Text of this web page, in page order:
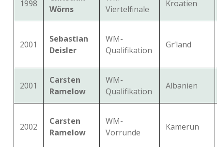
1998
Wörns
Viertelfinale
Kroatien
2001
Sebastian
Deisler
WM-
Qualifikation
Gr‘land
2001
Carsten
Ramelow
WM-
Qualifikation
Albanien
2002
Carsten
Ramelow
WM-
Vorrunde
Kamerun